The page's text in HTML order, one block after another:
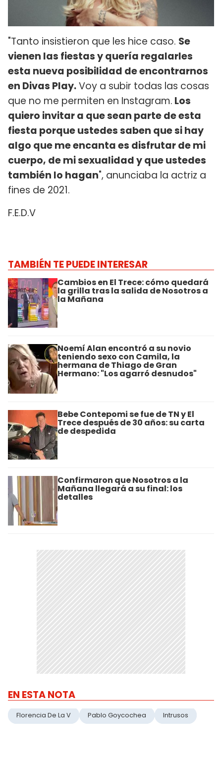
"Tanto insistieron que les hice caso. Se
vienen las fiestas y quería regalarles
esta nueva posibilidad de encontrarnos
en Divas Play.Voy a subir todas las cosas
que no me permiten en Instagram. Los
quiero invitar a que sean parte de esta
fiesta porque ustedes saben que si hay
algo que me encanta es disfrutar de mi
cuerpo, de mi sexualidad y que ustedes
también lo hagan", anunciaba la actriz a
fines de 2021.
F.E.D.V
TAMBIÉN TE PUEDE INTERESAR
Cambios en El Trece: cómo quedará
la grilla tras la salida de Nosotros a
la Mañana
Noemí Alan encontró a su novio
teniendo sexo con Camila, la
hermana de Thiago de Gran
Hermano: "Los agarró desnudos"
Bebe Contepomi se fue de TN y El
Trece después de 30 años: su carta
de despedida
Confirmaron que Nosotros a la
Mañana llegará a su final: los
detalles
EN ESTA NOTA
Florencia De La V Pablo Goycochea Intrusos